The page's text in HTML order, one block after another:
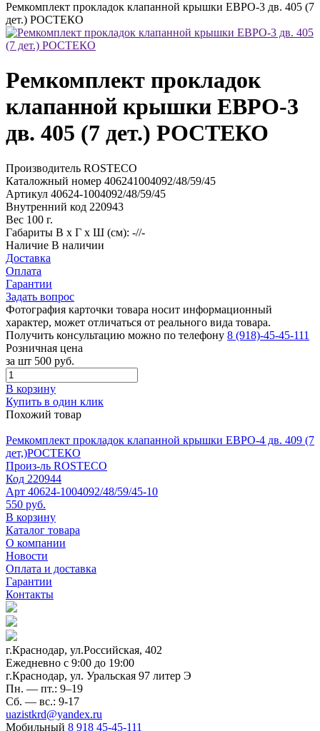
Ремкомплект прокладок клапанной крышки ЕВРО-3 дв. 405 (7
дет.) РОСТЕКО
Ремкомплект прокладок
клапанной крышки ЕВРО-3
дв. 405 (7 дет.) РОСТЕКО
Производитель ROSTECO
Каталожный номер 406241004092/48/59/45
Артикул 40624-1004092/48/59/45
Внутренний код 220943
Вес 100 г.
Габариты В х Г х Ш (см): -//-
Наличие В наличии
Доставка
Оплата
Гарантии
Задать вопрос
Фотография карточки товара носит информационный
характер, может отличаться от реального вида товара.
Получить консультацию можно по телефону 8 (918)-45-45-111
Розничная цена
за шт 500 руб.
В корзину
Купить в один клик
Похожий товар
Ремкомплект прокладок клапанной крышки ЕВРО-4 дв. 409 (7
дет,)РОСТЕКО
Произ-ль ROSTECO
Код 220944
Арт 40624-1004092/48/59/45-10
550 руб.
В корзину
Каталог товара
О компании
Новости
Оплата и доставка
Гарантии
Контакты
г.Краснодар, ул.Российская, 402
Ежедневно c 9:00 до 19:00
г.Краснодар, ул. Уральская 97 литер Э
Пн. — пт.: 9–19
Сб. — вс.: 9-17
uazistkrd@yandex.ru
Мобильный 8 918 45-45-111